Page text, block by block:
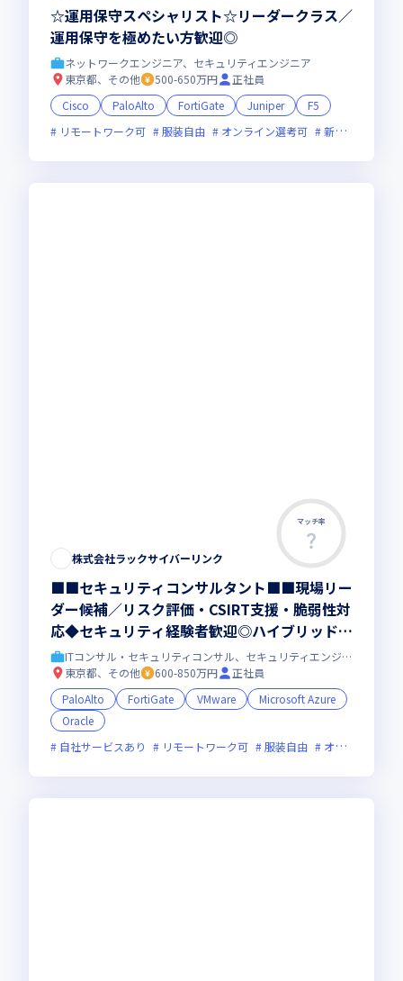
☆運用保守スペシャリスト☆リーダークラス／
運用保守を極めたい方歓迎◎
ネットワークエンジニア、セキュリティエンジニア
東京都、その他
500-650万円
正社員
Cisco
PaloAlto FortiGate Juniper
F5
リモートワーク可
服装自由 オンライン選考可 新技術に積極的
マッチ率
株式会社ラックサイバーリンク
■■セキュリティコンサルタント■■現場リー
ダー候補／リスク評価・CSIRT支援・脆弱性対
応◆セキュリティ経験者歓迎◎ハイブリッド勤
務｜株式会社ラックの戦略的事業会社
ITコンサル・セキュリティコンサル、セキュリティエンジニア
東京都、その他
600-850万円
正社員
PaloAlto
FortiGate VMware
Microsoft Azure
Oracle
自社サービスあり
リモートワーク可 服装自由 オンライン選考可